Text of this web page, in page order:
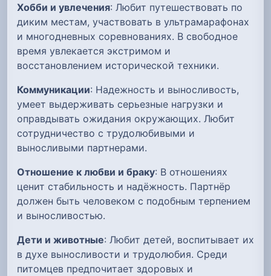
Хобби и увлечения: Любит путешествовать по
диким местам, участвовать в ультрамарафонах
и многодневных соревнованиях. В свободное
время увлекается экстримом и
восстановлением исторической техники.
Коммуникации: Надежность и выносливость,
умеет выдерживать серьезные нагрузки и
оправдывать ожидания окружающих. Любит
сотрудничество с трудолюбивыми и
выносливыми партнерами.
Отношение к любви и браку: В отношениях
ценит стабильность и надёжность. Партнёр
должен быть человеком с подобным терпением
и выносливостью.
Дети и животные: Любит детей, воспитывает их
в духе выносливости и трудолюбия. Среди
питомцев предпочитает здоровых и